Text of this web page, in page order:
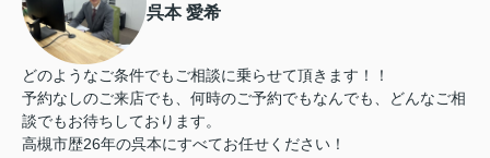
呉本 愛希
どのようなご条件でもご相談に乗らせて頂きます！！
予約なしのご来店でも、何時のご予約でもなんでも、どんなご相
談でもお待ちしております。
高槻市歴26年の呉本にすべてお任せください！